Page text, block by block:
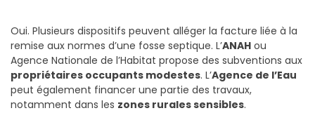
Oui. Plusieurs dispositifs peuvent alléger la facture liée à la
remise aux normes d’une fosse septique. L’ANAH ou
Agence Nationale de l’Habitat propose des subventions aux
propriétaires occupants modestes. L’Agence de l’Eau
peut également financer une partie des travaux,
notamment dans les zones rurales sensibles.